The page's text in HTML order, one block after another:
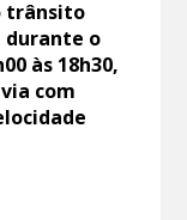
trânsito
durante o
às 18h30,
com